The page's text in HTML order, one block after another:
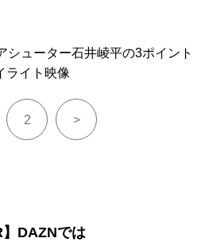
シューター石井崚平の3ポイント
ライト映像
2 >
】DAZNでは